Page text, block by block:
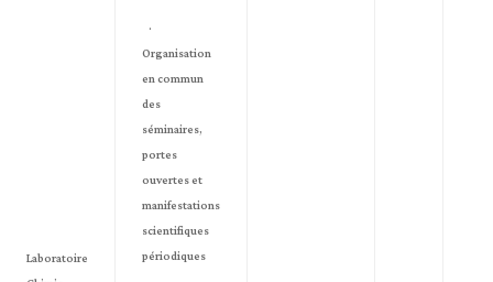
·
Organisation
en commun
des
séminaires,
portes
ouvertes et
manifestations
scientifiques
périodiques
Laboratoire